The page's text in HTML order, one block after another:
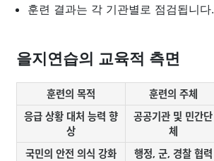
훈련 결과는 각 기관별로 점검됩니다.
을지연습의 교육적 측면
훈련의 목적 훈련의 주체
응급 상황 대처 능력 향
상
공공기관 및 민간단
체
국민의 안전 의식 강화
행정, 군, 경찰 협력